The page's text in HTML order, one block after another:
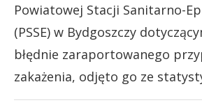
Powiatowej Stacji Sanitarno-
(PSSE) w Bydgoszczy
błędnie zaraportowanego
zakażenia, odjęto go ze